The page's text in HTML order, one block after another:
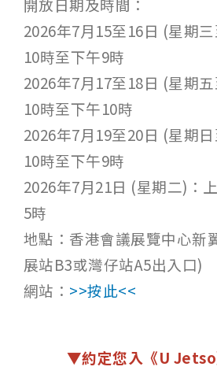
開放日期及時間：
2026年7月15至16日 (星期
10時至下午9時
2026年7月17至18日 (星期
10時至下午10時
2026年7月19至20日 (星期
10時至下午9時
2026年7月21日 (星期二)：
5時
地點：香港會議展覽中心新
展站B3或灣仔站A5出入口)
網站： >>按此<<
▼約定您入《U